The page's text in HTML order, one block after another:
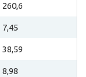
260,6
7,45
38,59
8,98